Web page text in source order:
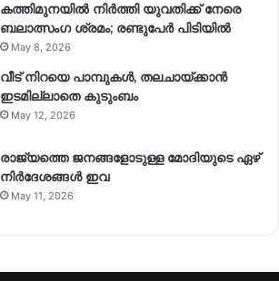
കത്തിമുനയിൽ നിർത്തി യുവതിക്ക് നേരെ
ബലാത്സംഗ​ ശ്രമം; രണ്ടുപേർ പിടിയിൽ
May 8, 2026
വീട് നിറയെ പാമ്പുകൾ, തലചായ്ക്കാൻ
ഇടമില്ലാതെ കുടുംബം
May 12, 2026
രാജ്യത്തെ ജനങ്ങളോടുള്ള മോദിയുടെ ഏഴ്
നിര്‍ദേശങ്ങള്‍ ഇവ
May 11, 2026